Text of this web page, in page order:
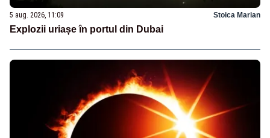
5 aug. 2026, 11:09 Stoica Marian
Explozii uriașe în portul din Dubai